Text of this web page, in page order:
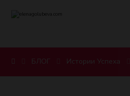
БЛОГ Истории Успеха